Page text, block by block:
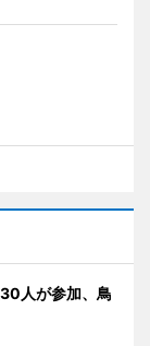
人が参加、鳥